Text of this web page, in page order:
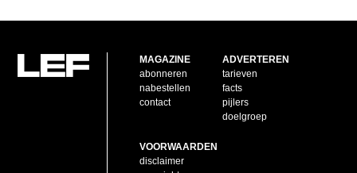
MAGAZINE
abonneren
nabestellen
contact
ADVERTEREN
tarieven
facts
pijlers
doelgroep
VOORWAARDEN
disclaimer